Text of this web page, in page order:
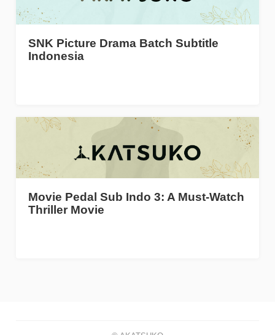
SNK Picture Drama Batch Subtitle
Indonesia
Movie Pedal Sub Indo 3: A Must-Watch
Thriller Movie